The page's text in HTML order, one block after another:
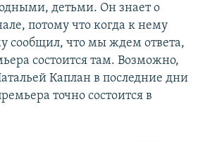
детьми. Он знает о
потому что когда к нему
сообщил, что мы ждем ответа,
состоится там. Возможно,
Каплан в последние дни
точно состоится в